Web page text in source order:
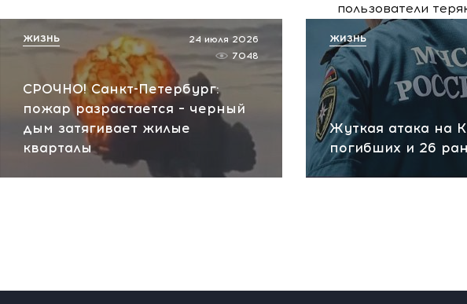
пользователи
доступ к сервисам
вчера, 14:06
СРОЧНО! Санкт-Петербург:
пожар разрастается – черный
дым затягивает жилые
кварталы
24 июля 2026
7048
ЖИЗНЬ
Жуткая атака на
погибших и 26
ЖИЗНЬ